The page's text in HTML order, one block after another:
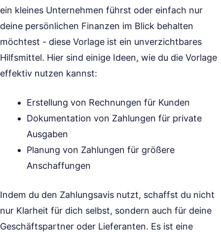
ein kleines Unternehmen führst oder einfach nur
deine persönlichen Finanzen im Blick behalten
möchtest - diese Vorlage ist ein unverzichtbares
Hilfsmittel. Hier sind einige Ideen, wie du die Vorlage
effektiv nutzen kannst:
Erstellung von Rechnungen für Kunden
Dokumentation von Zahlungen für private
Ausgaben
Planung von Zahlungen für größere
Anschaffungen
Indem du den Zahlungsavis nutzt, schaffst du nicht
nur Klarheit für dich selbst, sondern auch für deine
Geschäftspartner oder Lieferanten. Es ist eine